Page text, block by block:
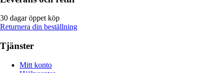
30 dagar öppet köp
Returnera din beställning
Tjänster
Mitt konto